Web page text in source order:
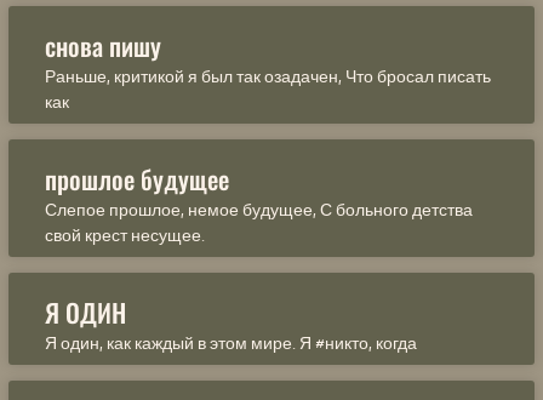
снова пишу
Раньше, критикой я был так озадачен, Что бросал писать
как
прошлое будущее
Слепое прошлое, немое будущее, С больного детства
свой крест несущее.
Я ОДИН
Я один, как каждый в этом мире. Я #никто, когда